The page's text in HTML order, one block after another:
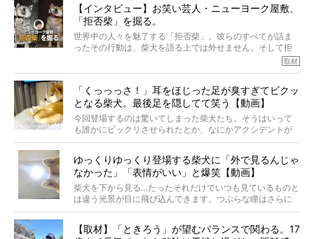
語でした。
※文章はご本人の了承を得て編集しています
※画像はすべてイメージです
※この記事は個人の感想であり、効果・効能を示すものではありません
そんな噂を聞きつけ、今回はハワイの柴犬たちを取材して
きました！
【インタビュー】お笑い芸人・ニューヨーク屋敷、
「拒否柴」を掘る。
世界中の人々を魅了する「拒否柴」。彼らのすべてが詰ま
ったその行動は、柴犬を語る上では外せません。そして拒
否柴がここまで話題になるのは、“映える”ことも理由のひと
がるのでしょうか。
最近版画製作を始めた、お笑いコンビ「ニューヨーク」の
屋敷裕政さんに、拒否柴を掘っていただきました！ イン
タビューと合わせてご覧ください。
取材
「くっっっさ！」耳をほじった足が臭すぎてビクッ
となる柴犬。最後足を隠してて笑う【動画】
今回登場するのは驚いてしまった柴犬たち。そうはいって
も誰かにビックリさせられたとか、なにかアクシデントが
起きたとか、そういうことが原因ではありません。全ての
ゆっくりゆっくり登場する柴犬に「外で見るんじゃ
なかった」「表情がいい」と爆笑【動画】
柴犬を下から見る…たったそれだけでいつも見ているものと
は違う光景が目に飛び込んできます。つぶらな瞳はさらに
つぶらに見え、モフモフのお顔はさらにモフモフに見えま
【取材】「ときろう」が望むバランスで関わる。17